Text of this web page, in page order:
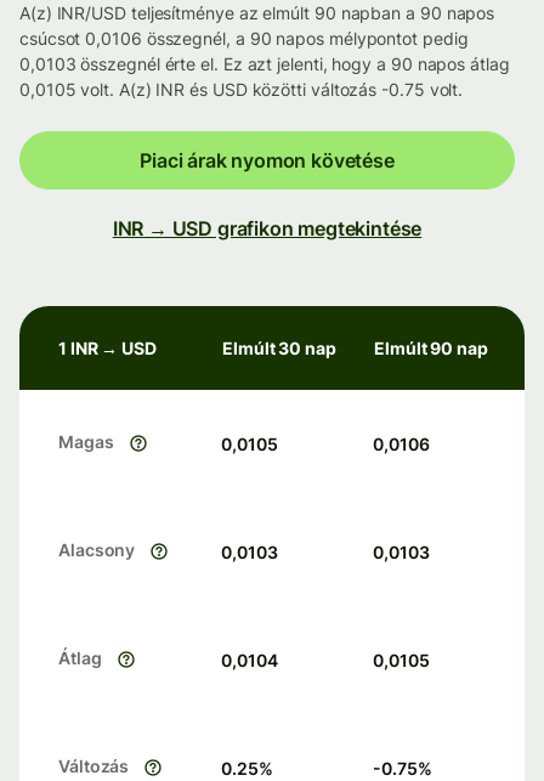
A(z) INR/USD teljesítménye az elmúlt 90 napban a 90 napos
csúcsot 0,0106 összegnél, a 90 napos mélypontot pedig
0,0103 összegnél érte el. Ez azt jelenti, hogy a 90 napos átlag
0,0105 volt. A(z) INR és USD közötti változás -0.75 volt.
Piaci árak nyomon követése
INR → USD grafikon megtekintése
1 INR → USD Elmúlt 30 nap Elmúlt 90 nap
Magas 0,0105 0,0106
Alacsony 0,0103 0,0103
Átlag 0,0104 0,0105
Változás 0.25% -0.75%